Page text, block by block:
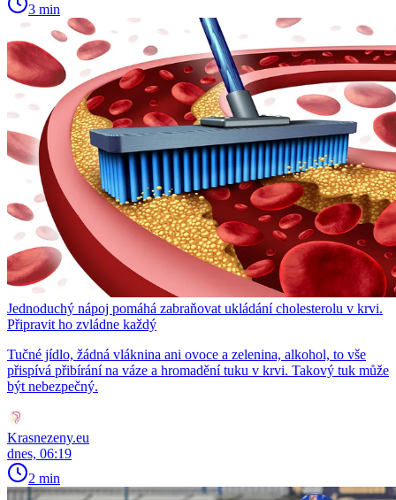
3 min
Jednoduchý nápoj pomáhá zabraňovat ukládání cholesterolu v krvi.
Připravit ho zvládne každý
Tučné jídlo, žádná vláknina ani ovoce a zelenina, alkohol, to vše
přispívá přibírání na váze a hromadění tuku v krvi. Takový tuk může
být nebezpečný.
Krasnezeny.eu
dnes, 06:19
2 min